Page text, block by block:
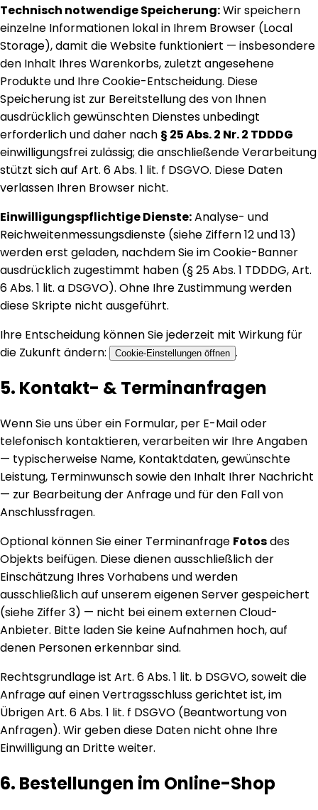
Technisch notwendige Speicherung:Wir speichern
einzelne Informationen lokal in Ihrem Browser (Local
Storage), damit die Website funktioniert — insbesondere
den Inhalt Ihres Warenkorbs, zuletzt angesehene
Produkte und Ihre Cookie-Entscheidung. Diese
Speicherung ist zur Bereitstellung des von Ihnen
ausdrücklich gewünschten Dienstes unbedingt
erforderlich und daher nach § 25 Abs. 2 Nr. 2 TDDDG
einwilligungsfrei zulässig; die anschließende Verarbeitung
stützt sich auf Art. 6 Abs. 1 lit. f DSGVO. Diese Daten
verlassen Ihren Browser nicht.
Einwilligungspflichtige Dienste:Analyse- und
Reichweitenmessungsdienste (siehe Ziffern 12 und 13)
werden erst geladen, nachdem Sie im Cookie-Banner
ausdrücklich zugestimmt haben (§ 25 Abs. 1 TDDDG, Art.
6 Abs. 1 lit. a DSGVO). Ohne Ihre Zustimmung werden
diese Skripte nicht ausgeführt.
Ihre Entscheidung können Sie jederzeit mit Wirkung für
die Zukunft ändern:
Cookie-Einstellungen öffnen .
5. Kontakt- & Terminanfragen
Wenn Sie uns über ein Formular, per E-Mail oder
telefonisch kontaktieren, verarbeiten wir Ihre Angaben
— typischerweise Name, Kontaktdaten, gewünschte
Leistung, Terminwunsch sowie den Inhalt Ihrer Nachricht
— zur Bearbeitung der Anfrage und für den Fall von
Anschlussfragen.
Optional können Sie einer Terminanfrage Fotosdes
Objekts beifügen. Diese dienen ausschließlich der
Einschätzung Ihres Vorhabens und werden
ausschließlich auf unserem eigenen Server gespeichert
(siehe Ziffer 3) — nicht bei einem externen Cloud-
Anbieter. Bitte laden Sie keine Aufnahmen hoch, auf
denen Personen erkennbar sind.
Rechtsgrundlage ist Art. 6 Abs. 1 lit. b DSGVO, soweit die
Anfrage auf einen Vertragsschluss gerichtet ist, im
Übrigen Art. 6 Abs. 1 lit. f DSGVO (Beantwortung von
Anfragen). Wir geben diese Daten nicht ohne Ihre
Einwilligung an Dritte weiter.
6. Bestellungen im Online-Shop